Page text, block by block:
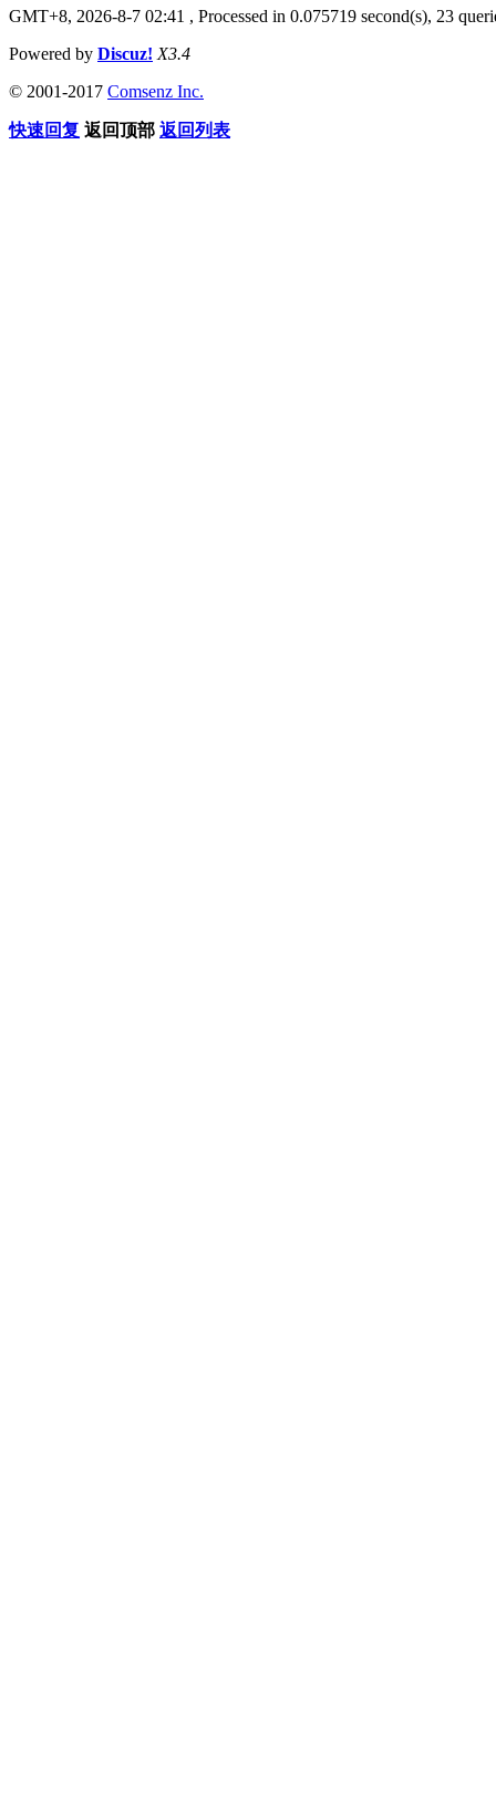
GMT+8, 2026-8-7 02:41 , Processed in 0.075719 second(s), 23
Powered by Discuz! X3.4
© 2001-2017 Comsenz Inc.
快速回复 返回顶部 返回列表